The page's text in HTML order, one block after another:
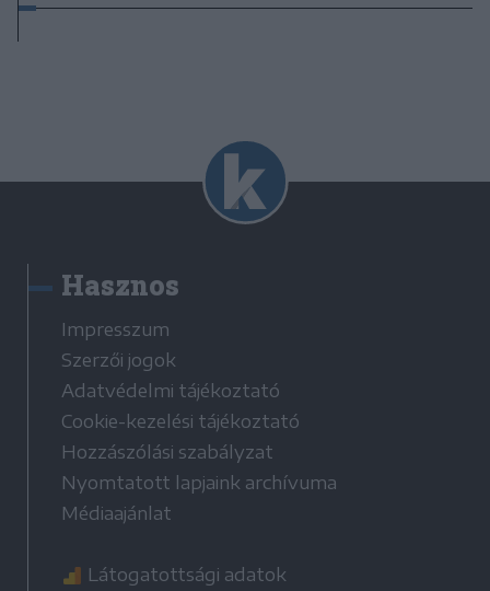
Hasznos
Impresszum
Szerzői jogok
Adatvédelmi tájékoztató
Cookie-kezelési tájékoztató
Hozzászólási szabályzat
Nyomtatott lapjaink archívuma
Médiaajánlat
Látogatottsági adatok